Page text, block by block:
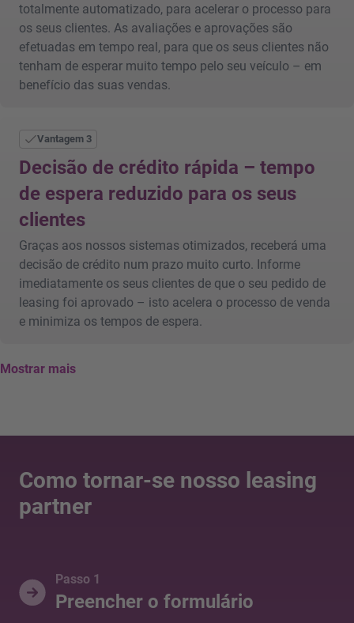
totalmente automatizado, para acelerar o processo para
os seus clientes. As avaliações e aprovações são
efetuadas em tempo real, para que os seus clientes não
tenham de esperar muito tempo pelo seu veículo – em
benefício das suas vendas.
Vantagem 3
Decisão de crédito rápida – tempo
de espera reduzido para os seus
clientes
Graças aos nossos sistemas otimizados, receberá uma
decisão de crédito num prazo muito curto. Informe
imediatamente os seus clientes de que o seu pedido de
leasing foi aprovado – isto acelera o processo de venda
e minimiza os tempos de espera.
Mostrar mais
Como tornar-se nosso leasing
partner
Passo 1
Preencher o formulário